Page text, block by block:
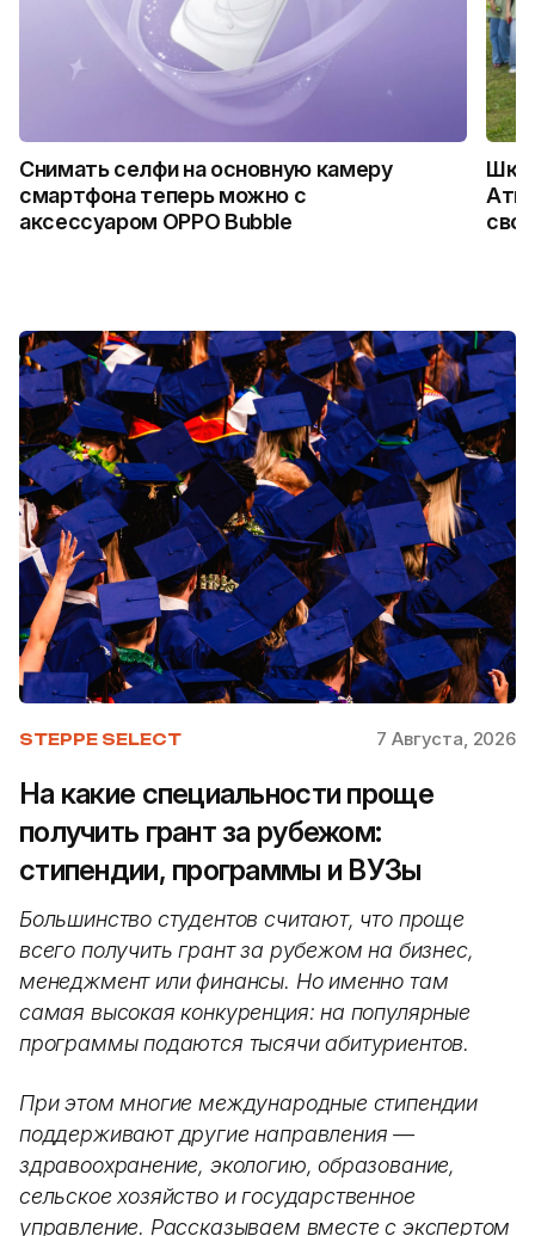
Снимать селфи на основную камеру
смартфона теперь можно с
аксессуаром OPPO Bubble
STEPPE SELECT 7 Августа, 2026
На какие специальности проще
получить грант за рубежом:
стипендии, программы и ВУЗы
Большинство студентов считают, что проще
всего получить грант за рубежом на бизнес,
менеджмент или финансы. Но именно там
самая высокая конкуренция: на популярные
программы подаются тысячи абитуриентов.
При этом многие международные стипендии
поддерживают другие направления —
здравоохранение, экологию, образование,
сельское хозяйство и государственное
управление. Рассказываем вместе с экспертом